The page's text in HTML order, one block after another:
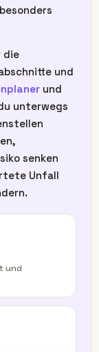
die
und
und
unterwegs
senken
Unfall
und